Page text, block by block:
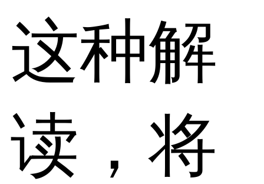
这种解
读，将